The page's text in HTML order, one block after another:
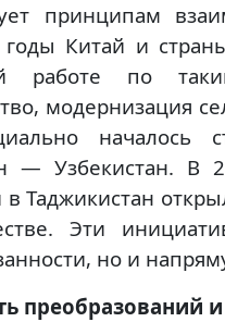
принципам
Китай и
работе по
модернизация
началось
— Узбекистан. В
Таджикистан
Эти
но и
преобразований